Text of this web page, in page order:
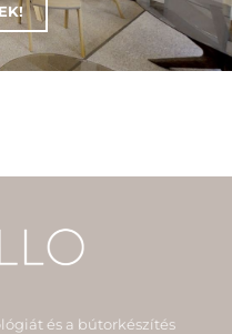
és a bútorkészítés